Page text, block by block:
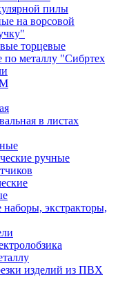
пилы
на ворсовой
торцевые
по металлу "Сибртех
в листах
ручные
наборы, экстракторы,
изделий из ПВХ